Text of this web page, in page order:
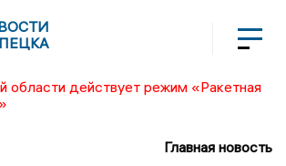
области действует режим «Ракетная
Главная новость